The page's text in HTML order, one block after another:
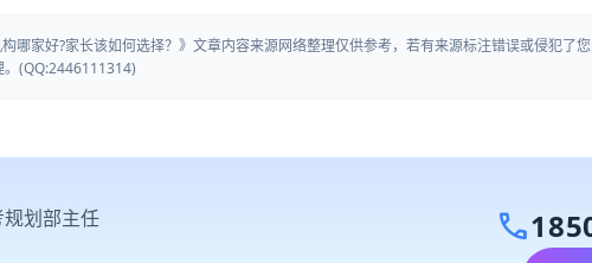
哪家好?家长该如何选择？》文章内容来源网络整理仅供参考，若有来源标注错误或侵犯了
(QQ:2446111314)
规划部主任 call